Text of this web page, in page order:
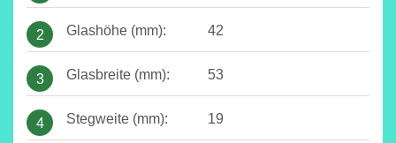
2 Glashöhe (mm): 42
3 Glasbreite (mm): 53
4 Stegweite (mm): 19